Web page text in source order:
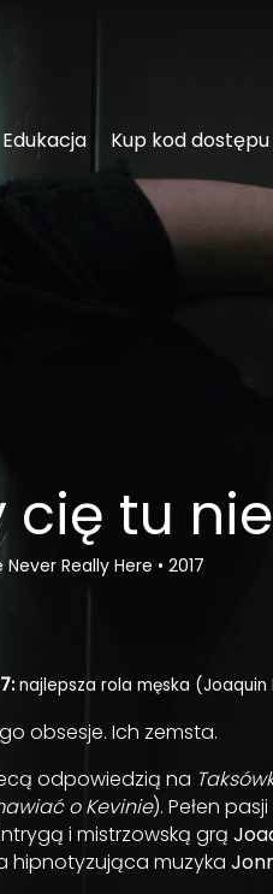
Edukacja Kup kod dostępu
cię tu
Never Really Here • 2017
najlepsza rola męska (Joaquin
obsesje. Ich zemsta.
odpowiedzią na
o Kevinie). Pełen
i mistrzowską grą
hipnotyzująca muzyka